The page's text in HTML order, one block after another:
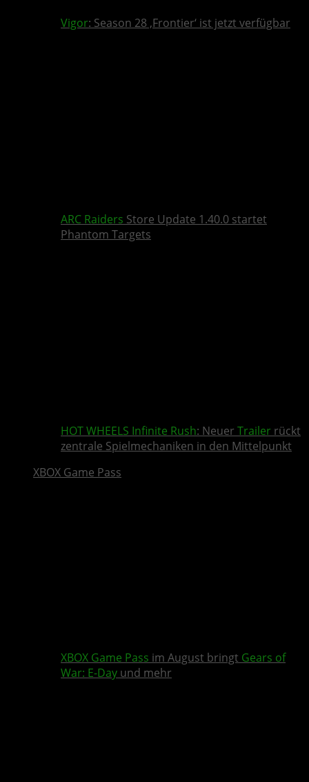
Vigor: Season 28 ‚Frontier‘ ist jetzt verfügbar
ARC Raiders Store Update 1.40.0 startet
Phantom Targets
HOT WHEELS Infinite Rush: Neuer Trailer rückt
zentrale Spielmechaniken in den Mittelpunkt
XBOX Game Pass
XBOX Game Pass im August bringt Gears of
War: E-Day und mehr